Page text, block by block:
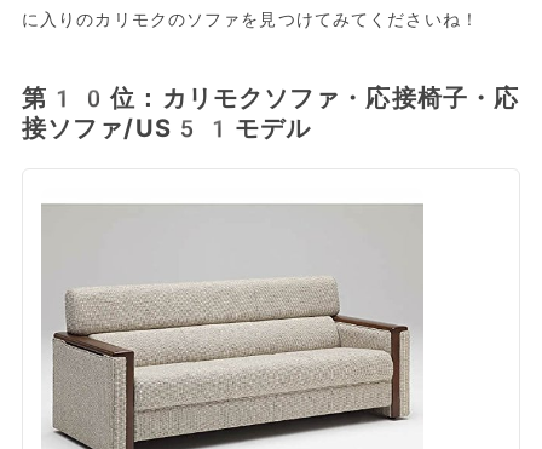
に入りのカリモクのソファを見つけてみてくださいね！
第10位：カリモクソファ・応接椅子・応
接ソファ/US51モデル